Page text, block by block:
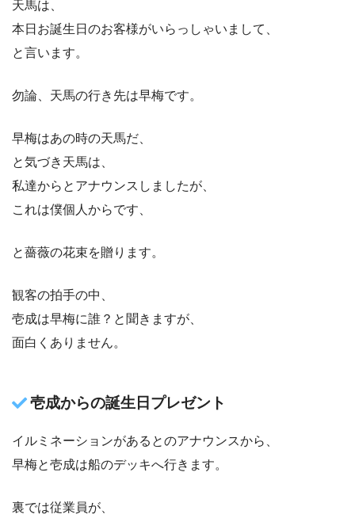
天馬は、
本日お誕生日のお客様がいらっしゃいまして、
と言います。
勿論、天馬の行き先は早梅です。
早梅はあの時の天馬だ、
と気づき天馬は、
私達からとアナウンスしましたが、
これは僕個人からです、
と薔薇の花束を贈ります。
観客の拍手の中、
壱成は早梅に誰？と聞きますが、
面白くありません。
壱成からの誕生日プレゼント
イルミネーションがあるとのアナウンスから、
早梅と壱成は船のデッキへ行きます。
裏では従業員が、